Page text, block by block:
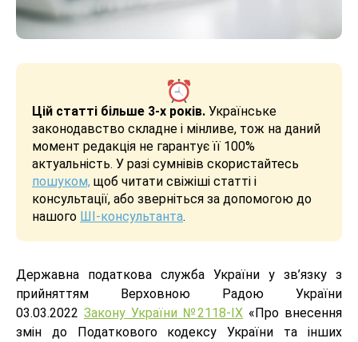
Цій статті більше 3-х років. Українське
законодавство складне і мінливе, тож на даний
момент редакція не гарантує її 100%
актуальність. У разі сумнівів скористайтесь
пошуком, щоб читати свіжіші статті і
консультації, або зверніться за допомогою до
нашого ШІ-консультанта.
Державна податкова служба України у зв’язку з
прийняттям Верховною Радою України
03.03.2022 Закону України №2118-ІХ «Про внесення
змін до Податкового кодексу України та інших